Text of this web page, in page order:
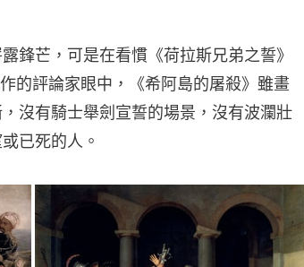
鋒芒，可是在看慣《荷拉斯兄弟之誓》
的評論家眼中，《希阿島的屠殺》雖畫
沒有騎士舉劍宣誓的場景，沒有波瀾壯
已死的人。